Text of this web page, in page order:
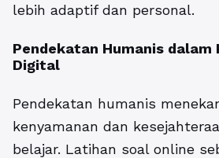
lebih adaptif dan personal.
Pendekatan Humanis dalam
Digital
Pendekatan humanis
kenyamanan dan
belajar. Latihan soal online